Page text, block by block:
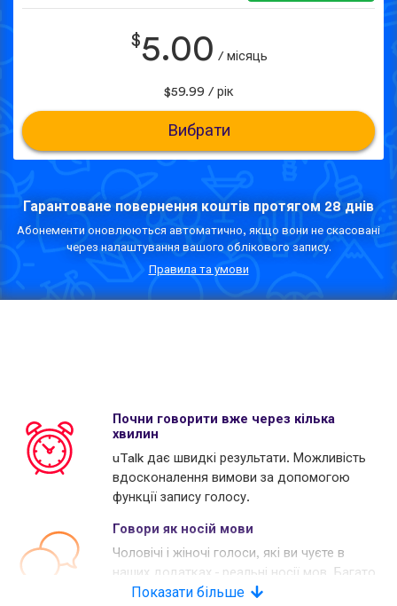
$5.00 / місяць
$59.99 / рік
Вибрати
Гарантоване повернення коштів протягом 28 днів
Абонементи оновлюються автоматично, якщо вони не скасовані
через налаштування вашого облікового запису.
Правила та умови
Почни говорити вже через кілька
хвилин
uTalk дає швидкі результати. Можливість
вдосконалення вимови за допомогою
функції запису голосу.
Говори як носій мови
Чоловічі і жіночі голоси, які ви чуєте в
наших додатках - реальні носії мов. Багато
наших конкурентів використовують
Показати більше